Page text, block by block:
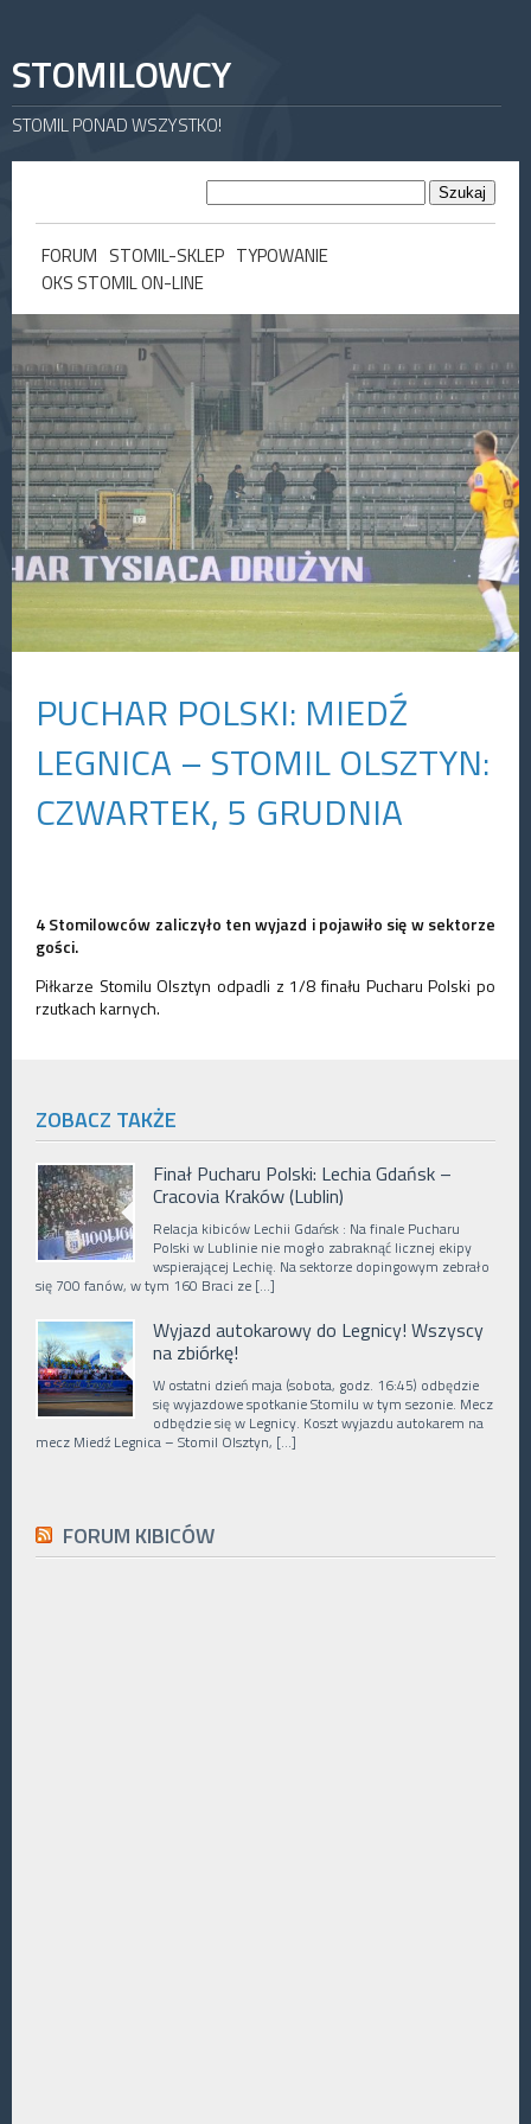
STOMILOWCY
STOMIL PONAD WSZYSTKO!
FORUM STOMIL-SKLEP TYPOWANIE
OKS STOMIL ON-LINE
PUCHAR POLSKI: MIEDŹ
LEGNICA – STOMIL OLSZTYN:
CZWARTEK, 5 GRUDNIA
4 Stomilowców zaliczyło ten wyjazd i pojawiło się w sektorze
gości.
Piłkarze Stomilu Olsztyn odpadli z 1/8 finału Pucharu Polski po
rzutkach karnych.
ZOBACZ TAKŻE
Finał Pucharu Polski: Lechia Gdańsk –
Cracovia Kraków (Lublin)
Relacja kibiców Lechii Gdańsk : Na finale Pucharu
Polski w Lublinie nie mogło zabraknąć licznej ekipy
wspierającej Lechię. Na sektorze dopingowym zebrało
się 700 fanów, w tym 160 Braci ze […]
Wyjazd autokarowy do Legnicy! Wszyscy
na zbiórkę!
W ostatni dzień maja (sobota, godz. 16:45) odbędzie
się wyjazdowe spotkanie Stomilu w tym sezonie. Mecz
odbędzie się w Legnicy. Koszt wyjazdu autokarem na
mecz Miedź Legnica – Stomil Olsztyn, […]
FORUM KIBICÓW